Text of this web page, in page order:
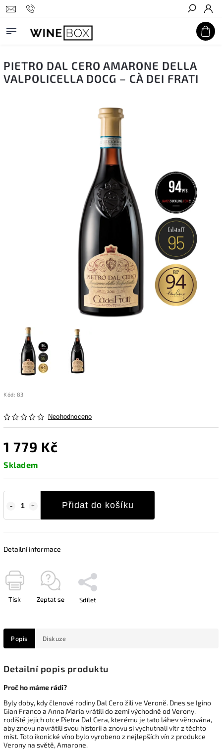
Hledat
PIETRO DAL CERO AMARONE DELLA
VALPOLICELLA DOCG – CÀ DEI FRATI
Kód: 83
Neohodnoceno
1 779 Kč
Skladem
Přidat do košíku
Detailní informace
Tisk Zeptat se Sdílet
Popis Diskuze
Detailní popis produktu
Proč ho máme rádi?
Byly doby, kdy členové rodiny Dal Cero žili ve Veroně. Dnes se Igino
Gian Franco a Anna Maria vrátili do zemí východně od Verony,
rodiště jejich otce Pietra Dal Cera, kterému je tato láhev věnována,
aby znovu navrátili svou historii a znovu si vychutnali vítr z těchto
míst. Toto ikonické víno bylo vyrobeno z nejlepších vín z produkce
Verony na světě, Amarone.